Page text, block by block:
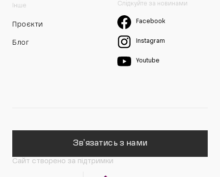
Інше
Проєкти
Блог
Слідкуйте за новинами
Facebook
Instagram
Youtube
Зв'язатись з нами
Сайт створено за підтримки